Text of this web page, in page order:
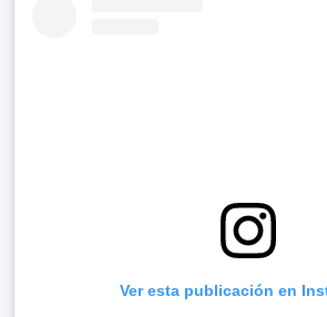
Ver esta publicación en